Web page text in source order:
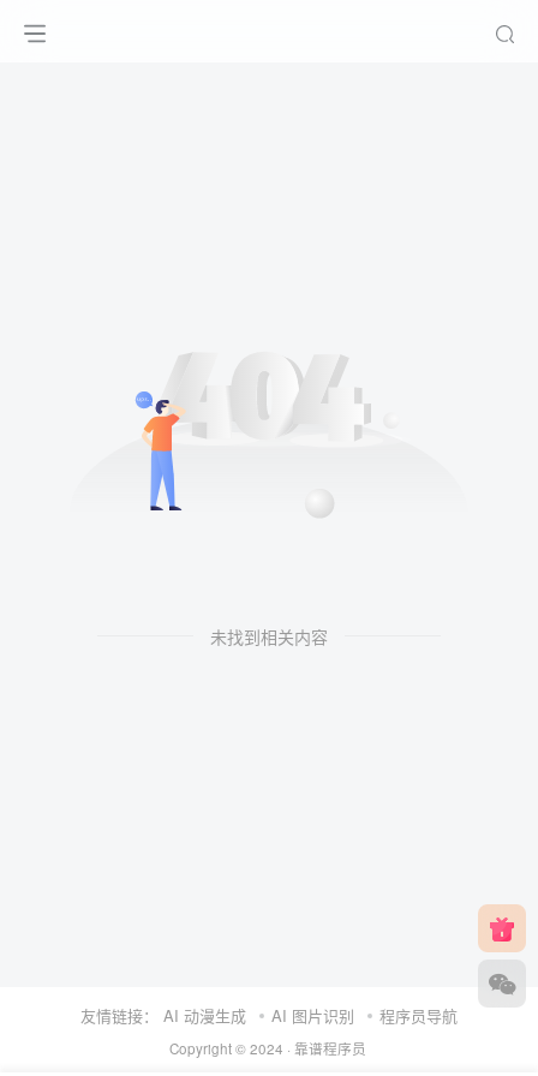
未找到相关内容
友情链接： AI 动漫生成 AI 图片识别 程序员导航
Copyright © 2024 · 靠谱程序员